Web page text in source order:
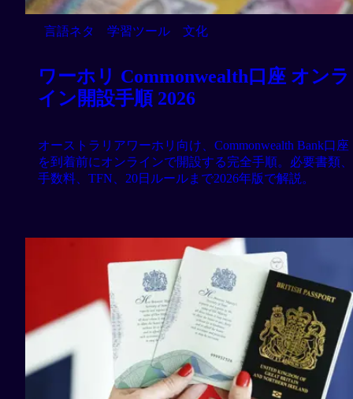
言語ネタ 学習ツール 文化
ワーホリ Commonwealth口座 オンラ
イン開設手順 2026
オーストラリアワーホリ向け、Commonwealth Bank口座
を到着前にオンラインで開設する完全手順。必要書類、
手数料、TFN、20日ルールまで2026年版で解説。